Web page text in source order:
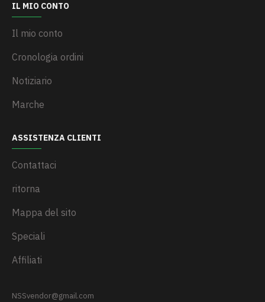
IL MIO CONTO
Il mio conto
Cronologia ordini
Notiziario
Marche
ASSISTENZA CLIENTI
Contattaci
ritorna
Mappa del sito
Speciali
Affiliati
NSSvendor@gmail.com